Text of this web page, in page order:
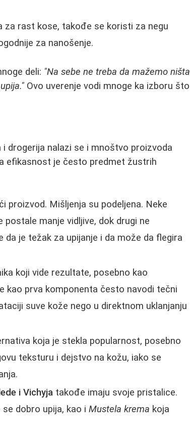
za rast kose, takođe se koristi za negu
za nanošenje.
deli: "Na sebe ne treba da mažemo ništa
Ovo uverenje vodi mnoge ka izboru što
drogerija nalazi se i mnoštvo proizvoda
efikasnost je često predmet žustrih
proizvod. Mišljenja su podeljena. Neke
manje vidljive, dok drugi ne
da je težak za upijanje i da može da flegira
koji vide rezultate, posebno kao
kao prva komponenta često navodi tečni
suve kože nego u direktnom uklanjanju
koja je stekla popularnost, posebno
teksturu i dejstvo na kožu, iako se
i Vichyja takođe imaju svoje pristalice.
se dobro upija, kao iMustela krema koja